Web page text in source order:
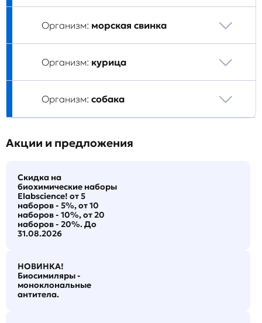
Организм: морская свинка
Организм: курица
Организм: собака
Акции и предложения
Скидка на
биохимические наборы
Elabscience! от 5
наборов - 5%, от 10
наборов - 10%, от 20
наборов - 20%. До
31.08.2026
НОВИНКА!
Биосимиляры -
моноклональные
антитела.